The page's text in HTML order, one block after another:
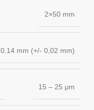
2×50 mm
0.14 mm (+/- 0,02 mm)
15 – 25 μm